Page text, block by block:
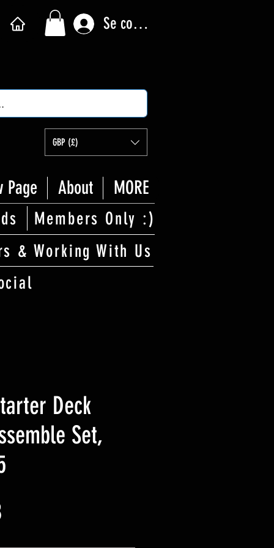
Se connecter
GBP (£)
Page About MORE
Members Only :)
& Working With Us
Deck
Set,